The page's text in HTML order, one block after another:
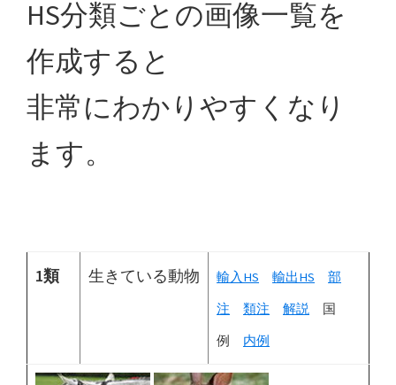
HS分類ごとの画像一覧を
作成すると
非常にわかりやすくなり
ます。
1類 生きている動物 輸入HS 輸出HS
部
注
類注 解説 国
例 内例